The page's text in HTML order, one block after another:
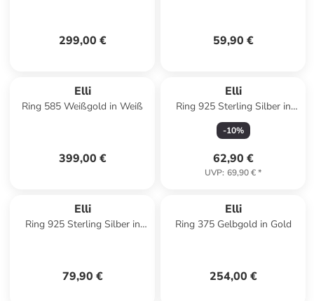
299,00 € 59,90 €
Elli
Ring 585 Weißgold in Weiß
399,00 €
Elli
Ring 925 Sterling Silber in
Silber
-10%
62,90 €
UVP: 69,90 €*
Elli
Ring 925 Sterling Silber in
79,90 €
Elli
Ring 375 Gelbgold in Gold
254,00 €